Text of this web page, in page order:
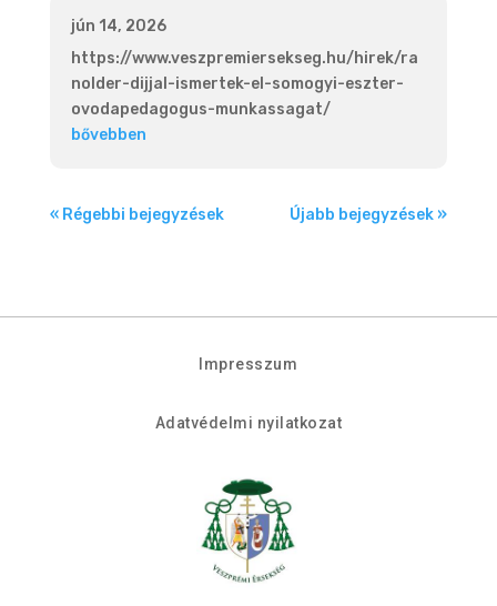
jún 14, 2026
https://www.veszpremiersekseg.hu/hirek/ra
nolder-dijjal-ismertek-el-somogyi-eszter-
ovodapedagogus-munkassagat/
bővebben
« Régebbi bejegyzések Újabb bejegyzések »
Impresszum
Adatvédelmi nyilatkozat